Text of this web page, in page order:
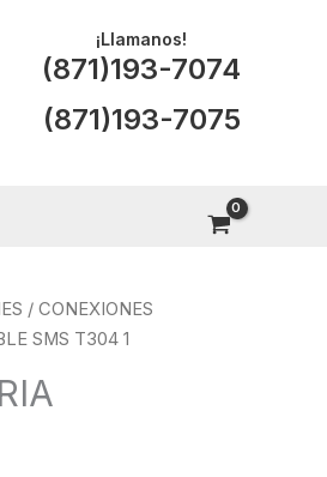
¡Llamanos!
(871)193-7074
(871)193-7075
/ CONEXIONES
SMS T304 1